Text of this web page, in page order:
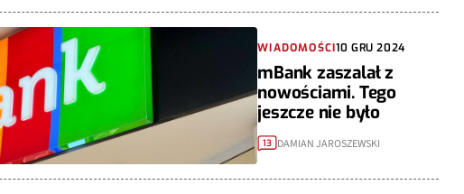
WIADOMOŚCI10 GRU 2024
mBank zaszalał z
nowościami. Tego
jeszcze nie było
13 DAMIAN JAROSZEWSKI